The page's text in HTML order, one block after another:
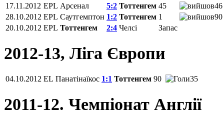
17.11.2012 EPL Арсенал 5:2 Тоттенгем 45
46
28.10.2012 EPL Саутгемптон 1:2 Тоттенгем 1
90
20.10.2012 EPL Тоттенгем 2:4 Челсі Запас
2012-13, Ліга Європи
04.10.2012 EL Панатінаїкос 1:1 Тоттенгем 90 35
2011-12. Чемпіонат Англії